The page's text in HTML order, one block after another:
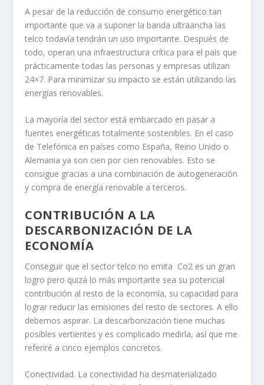
A pesar de la reducción de consumo energético tan
importante que va a suponer la banda ultraancha las
telco todavía tendrán un uso importante. Después de
todo, operan una infraestructura crítica para el país que
prácticamente todas las personas y empresas utilizan
24×7. Para minimizar su impacto se están utilizando las
energías renovables.
La mayoría del sector está embarcado en pasar a
fuentes energéticas totalmente sostenibles. En el caso
de Telefónica en países como España, Reino Unido o
Alemania ya son cien por cien renovables. Esto se
consigue gracias a una combinación de autogeneración
y compra de energía renovable a terceros.
CONTRIBUCIÓN A LA
DESCARBONIZACIÓN DE LA
ECONOMÍA
Conseguir que el sector telco no emita Co2 es un gran
logro pero quizá lo más importante sea su potencial
contribución al resto de la economía, su capacidad para
lograr reducir las emisiones del resto de sectores. A ello
debemos aspirar. La descarbonización tiene muchas
posibles vertientes y es complicado medirla, así que me
referiré a cinco ejemplos concretos.
Conectividad. La conectividad ha desmaterializado